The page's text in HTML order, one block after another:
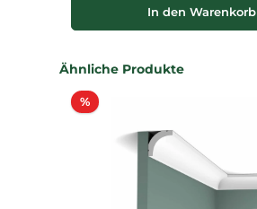
In den Warenkorb
Produktgalerie überspringen
Ähnliche Produkte
%Rabatt